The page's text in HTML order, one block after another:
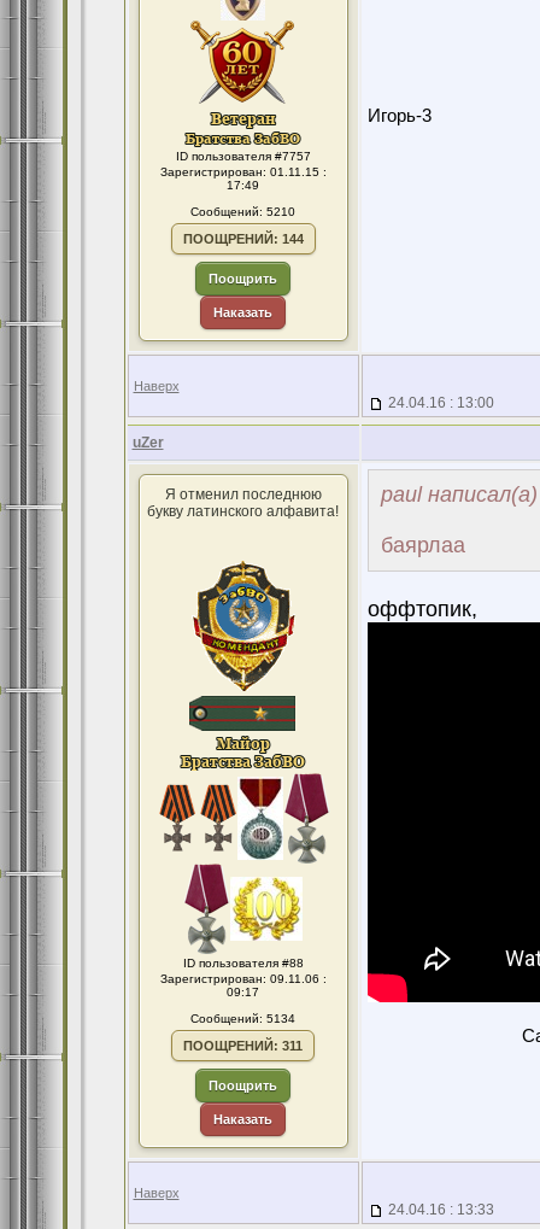
ID пользователя #7757
Зарегистрирован: 01.11.15 :
17:49
Сообщений: 5210
ПООЩРЕНИЙ: 144
Поощрить
Наказать
Игорь-3
Наверх
24.04.16 : 13:00
uZer
Я отменил последнюю
букву латинского алфавита!
ID пользователя #88
Зарегистрирован: 09.11.06 :
09:17
Сообщений: 5134
ПООЩРЕНИЙ: 311
Поощрить
Наказать
paul написал(а)
баярлаа
оффтопик,
Наверх
24.04.16 : 13:33